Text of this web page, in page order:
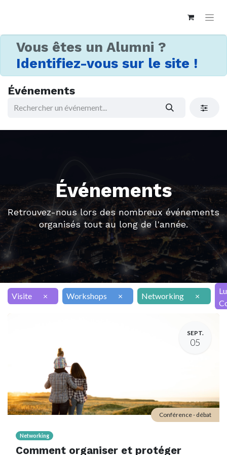
Vous êtes un Alumni ?
Identifiez-vous sur le site !
Événements
Événements
Retrouvez-nous lors des nombreux événements
organisés tout au long de l'année.
Visite × Workshops × Networking ×
SEPT.
05
Networking
Comment organiser et protéger
Conférence - débat